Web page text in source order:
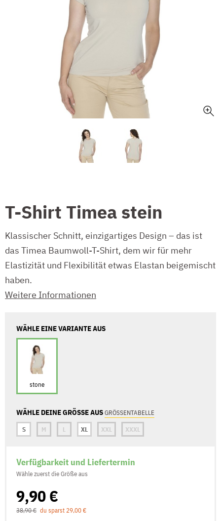
T-Shirt Timea stein
Klassischer Schnitt, einzigartiges Design – das ist
das Timea Baumwoll-T-Shirt, dem wir für mehr
Elastizität und Flexibilität etwas Elastan beigemischt
haben.
Weitere Informationen
WÄHLE EINE VARIANTE AUS
stone
WÄHLE DEINE GRÖSSE AUSGRÖSSENTABELLE
S
M L XL XXL XXXL
Verfügbarkeit und Liefertermin
Wähle zuerst die Größe aus
9,90 €
38,90 € du sparst 29,00 €